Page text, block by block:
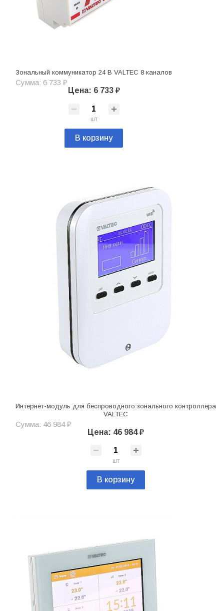
Зональный коммуникатор 24 В VALTEC 8 каналов
Сумма: 6 733 ₽
Цена: 6 733 ₽
шт
В корзину
Интернет-модуль для беспроводного зонального контроллера
VALTEC
Сумма: 46 984 ₽
Цена: 46 984 ₽
шт
В корзину